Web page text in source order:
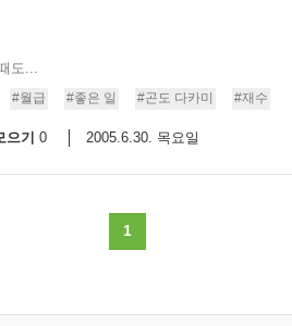
도...
#월급 #좋은 일 #곤도 다카미 #재수
으기 0 2005.6.30. 목요일
1